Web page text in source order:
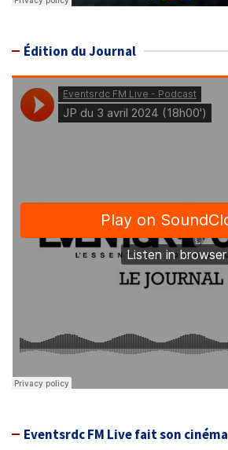
Édition du Journal
Eventsrdc FM Live fait son cinéma